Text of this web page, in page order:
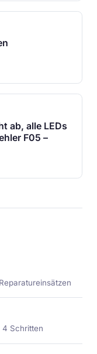
ab, alle LEDs
F05 –
4 Schritten